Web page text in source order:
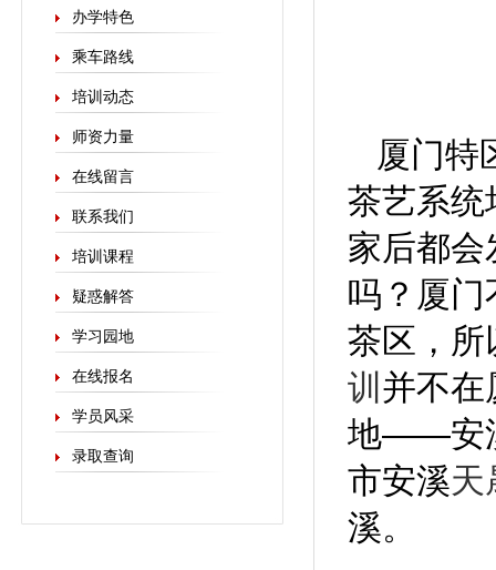
办学特色
乘车路线
培训动态
师资力量
在线留言
联系我们
培训课程
疑惑解答
学习园地
在线报名
学员风采
录取查询
厦门特
茶艺系统
家后都会
吗？厦门
茶区，所
训 并不在
地——安
市安溪天
溪。